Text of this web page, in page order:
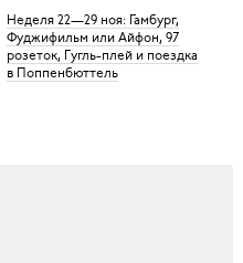
Неделя 22—29 ноя: Гамбург,
Фуджифильм или Айфон, 97
розеток, Гугль-плей и поездка
в Поппенбюттель